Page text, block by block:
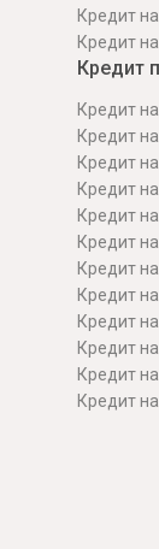
Кредит
Кредит
Кредит
Кредит
Кредит
Кредит
Кредит
Кредит
Кредит
Кредит
Кредит
Кредит
Кредит
Кредит
Кредит